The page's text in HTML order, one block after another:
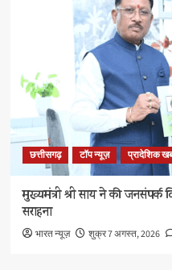
छत्तीसगढ़ टॉप न्यूज़ प्रादेशिक
मुख्यमंत्री श्री साय ने की जनसंपर्क
सराहना
भारत न्यूज़ शुक्र 7 अगस्त, 2026